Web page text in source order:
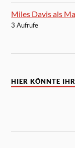
Miles Davis als
3 Aufrufe
HIER KÖNNTE